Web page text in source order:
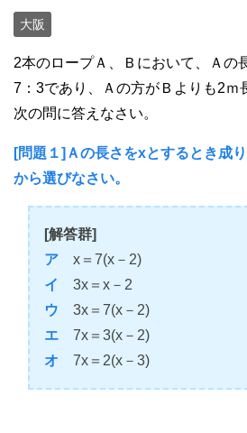
大阪
2本のロープＡ、Ｂにおいて、Ａの
7：3であり、Ａの方がＢよりも2ｍ
次の問に答えなさい。
[問題１]Ａの長さをxとするとき成
から選びなさい。
[解答群]
ア x＝7(x－2)
イ
3x＝x－2
ウ 3x＝7(x－2)
エ 7x＝3(x－2)
オ 7x＝2(x－3)